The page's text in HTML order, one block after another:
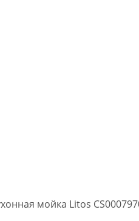
мойка Litos